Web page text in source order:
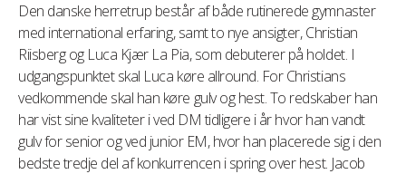
Den danske herretrup består af både rutinerede gymnaster
med international erfaring, samt to nye ansigter, Christian
Riisberg og Luca Kjær La Pia, som debuterer på holdet. I
udgangspunktet skal Luca køre allround. For Christians
vedkommende skal han køre gulv og hest. To redskaber han
har vist sine kvaliteter i ved DM tidligere i år hvor han vandt
gulv for senior og ved junior EM, hvor han placerede sig i den
bedste tredje del af konkurrencen i spring over hest. Jacob